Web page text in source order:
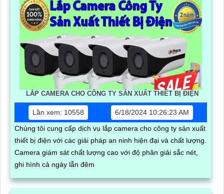
LẮP CAMERA CHO CÔNG TY SẢN XUẤT THIẾT BỊ ĐIỆN
Lần xem: 10558
6/18/2024 10:26:23 AM
Chúng tôi cung cấp dịch vụ lắp camera cho công ty sản xuất
thiết bị điện với các giải pháp an ninh hiện đại và chất lượng.
Camera giám sát chất lượng cao với độ phân giải sắc nét,
ghi hình cả ngày lẫn đêm